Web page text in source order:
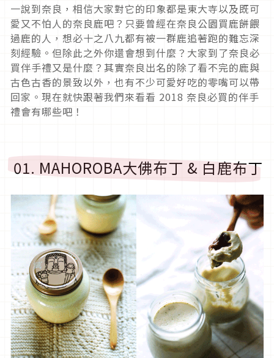
一說到奈良，相信大家對它的印象都是東大寺以及既可
愛又不怕人的奈良鹿吧？只要曾經在奈良公園買鹿餅餵
過鹿的人，想必十之八九都有被一群鹿追著跑的難忘深
刻經驗。但除此之外你還會想到什麼？大家到了奈良必
買伴手禮又是什麼？其實奈良出名的除了看不完的鹿與
古色古香的景致以外，也有不少可愛好吃的零嘴可以帶
回家。現在就快跟著我們來看看 2018 奈良必買的伴手
禮會有哪些吧！
01. MAHOROBA大佛布丁 & 白鹿布丁